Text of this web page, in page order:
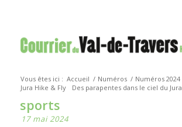
Vous êtes ici : Accueil / Numéros / Numéros 2024
Jura Hike & Fly
Des parapentes dans le ciel du Jura
sports
17 mai 2024